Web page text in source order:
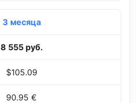
3 месяца
8 555 руб.
$105.09
90.95 €